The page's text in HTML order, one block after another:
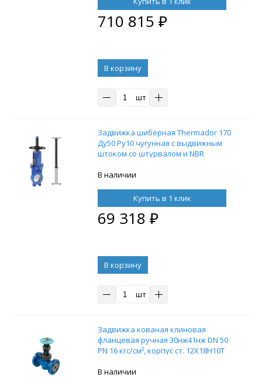
710 815 ₽
В корзину
шт
Задвижка шиберная Thermador 170
Ду50 Ру10 чугунная с выдвижным
штоком со штурвалом и NBR
штоком 1300-1800 мм, на штурвал,
В наличии
Купить в 1 клик
69 318 ₽
В корзину
шт
Задвижка кованая клиновая
фланцевая ручная 30нж41нж DN 50
PN 16 кгс/см², корпус ст. 12Х18Н10Т
В наличии